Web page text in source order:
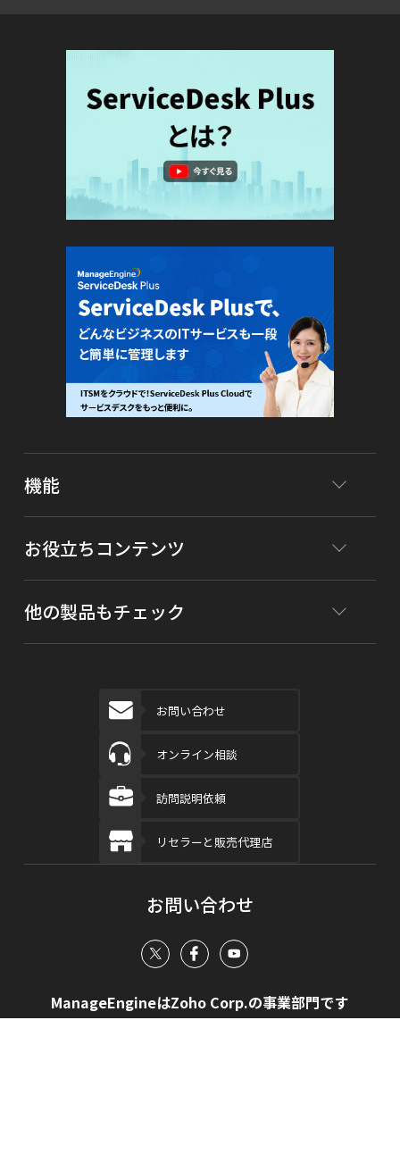
機能
お役立ちコンテンツ
他の製品もチェック
お問い合わせ
オンライン相談
訪問説明依頼
リセラーと販売代理店
お問い合わせ
ManageEngineはZoho Corp.の事業部門です